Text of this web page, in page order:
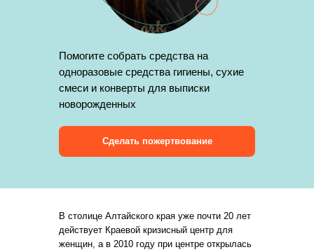
Сделать пожертвование
Помогите собрать средства на
одноразовые средства гигиены, сухие
смеси и конверты для выписки
новорожденных
В столице Алтайского края уже почти 20 лет
действует Краевой кризисный центр для
женщин, а в 2010 году при центре открылась